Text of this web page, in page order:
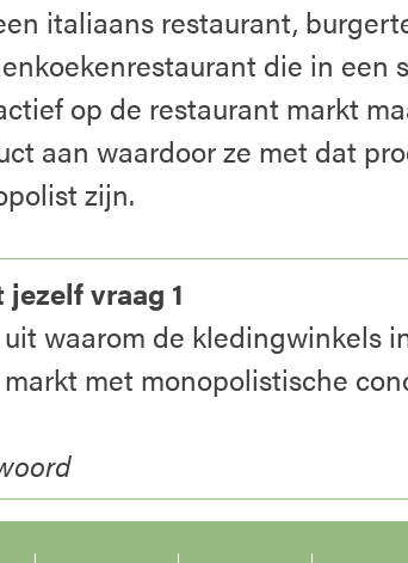
italiaans restaurant,
die in een
op de restaurant markt
aan waardoor ze met dat
zijn.
jezelf vraag 1
waarom de kledingwinkels
met monopolistische